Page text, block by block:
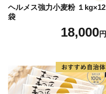
ヘルメス強力小麦粉 １kg×12
袋
18,000円